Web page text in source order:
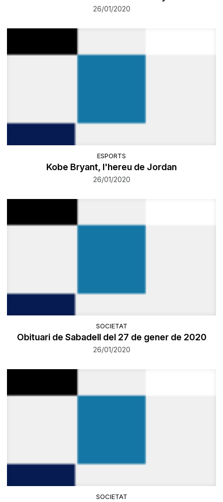
26/01/2020
ESPORTS
Kobe Bryant, l'hereu de Jordan
26/01/2020
SOCIETAT
Obituari de Sabadell del 27 de gener de 2020
26/01/2020
SOCIETAT